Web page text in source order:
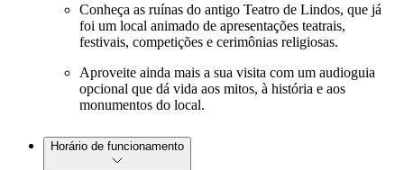
Conheça as ruínas do antigo Teatro de Lindos, que já
foi um local animado de apresentações teatrais,
festivais, competições e cerimônias religiosas.
Aproveite ainda mais a sua visita com um audioguia
opcional que dá vida aos mitos, à história e aos
monumentos do local.
Horário de funcionamento